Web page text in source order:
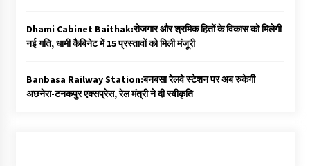
Dhami Cabinet Baithak:रोजगार और श्रमिक हितों के विकास को मिलेगी
नई गति, धामी कैबिनेट में 15 प्रस्तावों को मिली मंजूरी
Banbasa Railway Station:बनबसा रेलवे स्टेशन पर अब रुकेगी
अछनेरा-टनकपुर एक्सप्रेस, रेल मंत्री ने दी स्वीकृति